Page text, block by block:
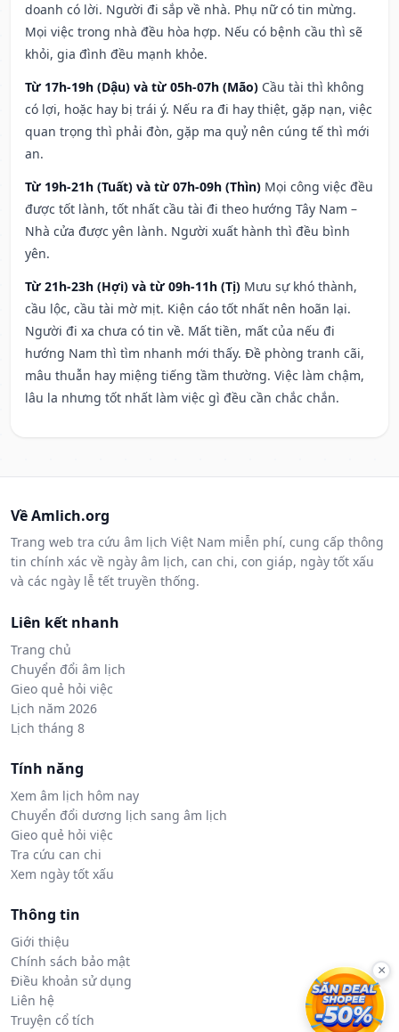
doanh có lời. Người đi sắp về nhà. Phụ nữ có tin mừng.
Mọi việc trong nhà đều hòa hợp. Nếu có bệnh cầu thì sẽ
khỏi, gia đình đều mạnh khỏe.
Từ 17h-19h (Dậu) và từ 05h-07h (Mão) Cầu tài thì không
có lợi, hoặc hay bị trái ý. Nếu ra đi hay thiệt, gặp nạn, việc
quan trọng thì phải đòn, gặp ma quỷ nên cúng tế thì mới
an.
Từ 19h-21h (Tuất) và từ 07h-09h (Thìn) Mọi công việc đều
được tốt lành, tốt nhất cầu tài đi theo hướng Tây Nam –
Nhà cửa được yên lành. Người xuất hành thì đều bình
yên.
Từ 21h-23h (Hợi) và từ 09h-11h (Tị) Mưu sự khó thành,
cầu lộc, cầu tài mờ mịt. Kiện cáo tốt nhất nên hoãn lại.
Người đi xa chưa có tin về. Mất tiền, mất của nếu đi
hướng Nam thì tìm nhanh mới thấy. Đề phòng tranh cãi,
mâu thuẫn hay miệng tiếng tầm thường. Việc làm chậm,
lâu la nhưng tốt nhất làm việc gì đều cần chắc chắn.
Về Amlich.org
Trang web tra cứu âm lịch Việt Nam miễn phí, cung cấp thông
tin chính xác về ngày âm lịch, can chi, con giáp, ngày tốt xấu
và các ngày lễ tết truyền thống.
Liên kết nhanh
Trang chủ
Chuyển đổi âm lịch
Gieo quẻ hỏi việc
Lịch năm 2026
Lịch tháng 8
Tính năng
Xem âm lịch hôm nay
Chuyển đổi dương lịch sang âm lịch
Gieo quẻ hỏi việc
Tra cứu can chi
Xem ngày tốt xấu
Thông tin
Giới thiệu
Chính sách bảo mật
Điều khoản sử dụng
Liên hệ
Truyện cổ tích
×